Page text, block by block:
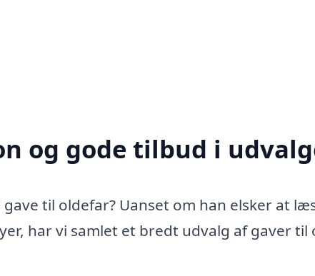
og gode tilbud i
til oldefar? Uanset om han elsker at
har vi samlet et bredt udvalg af gaver til